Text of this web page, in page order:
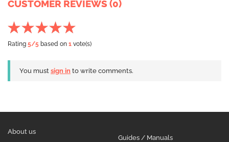
CUSTOMER REVIEWS (0)
Rating 5/5 based on 1 vote(s)
You must sign in to write comments.
About us
Guides / Manuals